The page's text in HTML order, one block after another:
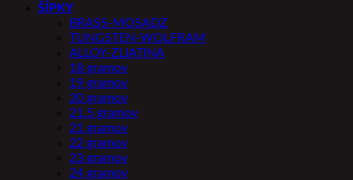
ŠÍPKY
BRASS-MOSADZ
TUNGSTEN-WOLFRAM
ALLOY-ZLIATINA
18 gramov
19 gramov
20 gramov
21.5 gramov
21 gramov
22 gramov
23 gramov
24 gramov